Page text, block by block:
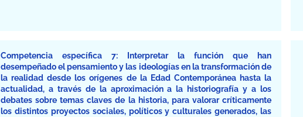
Competencia específica 7: Interpretar la función que han
desempeñado el pensamiento y las ideologías en la transformación de
la realidad desde los orígenes de la Edad Contemporánea hasta la
actualidad, a través de la aproximación a la historiografía y a los
debates sobre temas claves de la historia, para valorar críticamente
los distintos proyectos sociales, políticos y culturales generados, las